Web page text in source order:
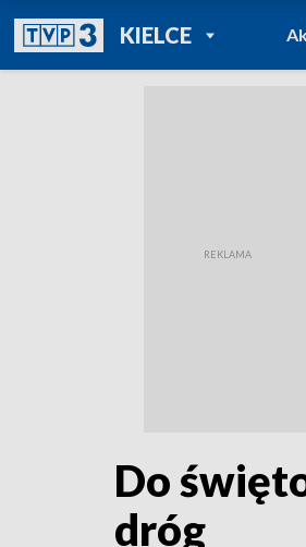
KIELCEPOWRÓT DO
TVP REGIONY
Do
dróg